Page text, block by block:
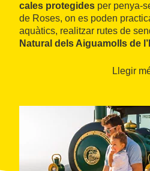
cales protegides per penya-
de Roses, on es poden
aquàtics, realitzar rutes de
Natural dels Aiguamolls de
, l’extrem més oriental
Llegir